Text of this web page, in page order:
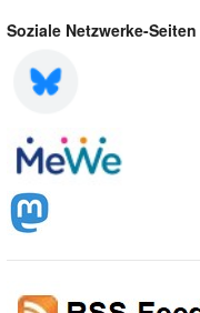
Soziale Netzwerke-Seiten